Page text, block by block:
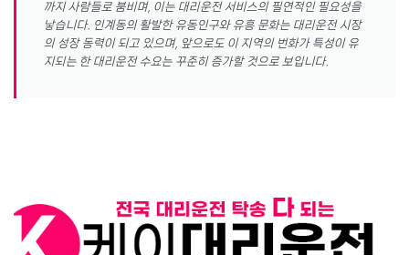
까지 사람들로 붐비며, 이는 대리운전 서비스의 필연적인 필요성을
낳습니다. 인계동의 활발한 유동인구와 유흥 문화는 대리운전 시장
의 성장 동력이 되고 있으며, 앞으로도 이 지역의 번화가 특성이 유
지되는 한 대리운전 수요는 꾸준히 증가할 것으로 보입니다.